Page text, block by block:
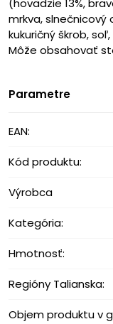
mrkva, slnečnicový
kukuričný škrob,
Môže obsahovať
Parametre
EAN:
Kód produktu:
Výrobca
Kategória:
Hmotnosť:
Regióny Talianska:
Objem produktu v